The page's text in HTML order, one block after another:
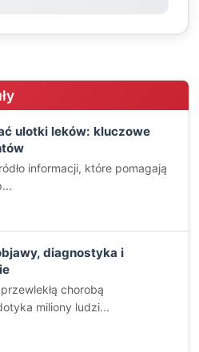
ulotki leków: kluczowe
informacji, które pomagają
diagnostyka i
chorobą
miliony ludzi...